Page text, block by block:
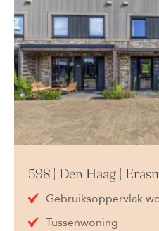
598 | Den Haag |
Gebruiksoppervlak
Tussenwoning